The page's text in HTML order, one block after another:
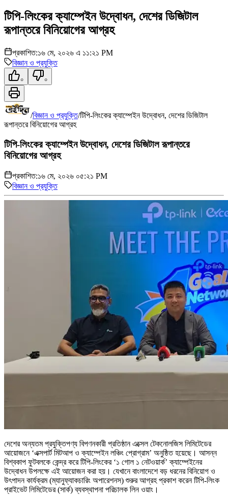
টিপি-লিংকের ক্যাম্পেইন উদ্বোধন, দেশের ডিজিটাল
রূপান্তরে বিনিয়োগের আগ্রহ
প্রকাশিত:১৬ মে, ২০২৬ এ ১১:২১ PM
বিজ্ঞান ও প্রযুক্তি
০ ০
/বিজ্ঞান ও প্রযুক্তি/টিপি-লিংকের ক্যাম্পেইন উদ্বোধন, দেশের ডিজিটাল
রূপান্তরে বিনিয়োগের আগ্রহ
টিপি-লিংকের ক্যাম্পেইন উদ্বোধন, দেশের ডিজিটাল রূপান্তরে
বিনিয়োগের আগ্রহ
প্রকাশিত:১৬ মে, ২০২৬ ০৫:২১ PM
বিজ্ঞান ও প্রযুক্তি
দেশের অন্যতম প্রযুক্তিপণ্য বিপণনকারী প্রতিষ্ঠান এক্সেল টেকনোলজিস লিমিটেডের
আয়োজনে ‘এক্সপার্ট মিটআপ ও ক্যাম্পেইন লঞ্চিং প্রোগ্রাম’ অনুষ্ঠিত হয়েছে। আসন্ন
বিশ্বকাপ ফুটবলকে কেন্দ্র করে টিপি-লিংকের ‘১ গোল ১ নেটওয়ার্ক’ ক্যাম্পেইনের
উদ্বোধন উপলক্ষে এই আয়োজন করা হয়। যেখানে বাংলাদেশে বড় ধরনের বিনিয়োগ ও
উৎপাদন কার্যক্রম (ম্যানুফ্যাকচারিং অপারেশনস) শুরুর আগ্রহ প্রকাশ করেন টিপি-লিংক
প্রাইভেট লিমিটেডের (সার্ক) ব্যবস্থাপনা পরিচালক লিন ওয়াং।